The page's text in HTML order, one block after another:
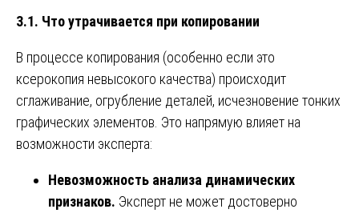
3.1. Что утрачивается при копировании
В процессе копирования (особенно если это
ксерокопия невысокого качества) происходит
сглаживание, огрубление деталей, исчезновение тонких
графических элементов. Это напрямую влияет на
возможности эксперта:
Невозможность анализа динамических
признаков. Эксперт не может достоверно